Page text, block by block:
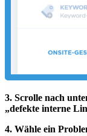
3. Scrolle nach
„defekte interne
4. Wähle ein